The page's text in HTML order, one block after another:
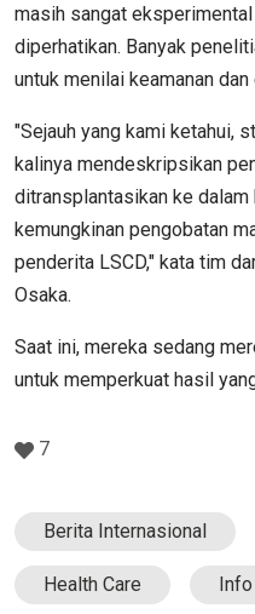
masih sangat
diperhatikan. Banyak
untuk menilai keamanan
"Sejauh yang kami ketahui,
kalinya mendeskripsikan
ditransplantasikan ke
kemungkinan pengobatan
penderita LSCD," kata tim
Osaka.
Saat ini, mereka sedang
untuk memperkuat hasil
7
Berita Internasional
Health Care